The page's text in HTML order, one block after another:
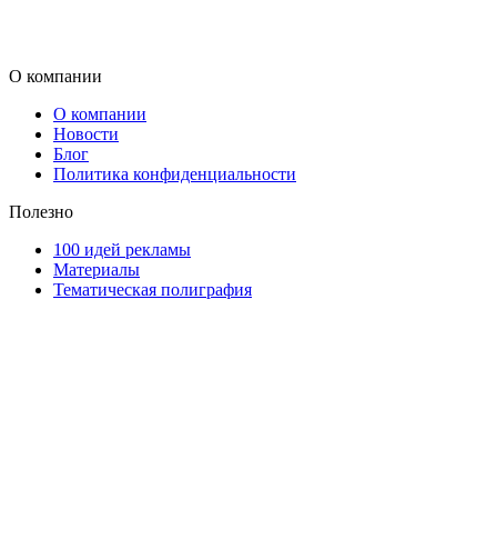
О компании
О компании
Новости
Блог
Политика конфиденциальности
Полезно
100 идей рекламы
Материалы
Тематическая полиграфия